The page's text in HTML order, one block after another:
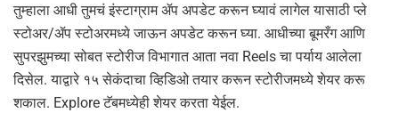
तुम्हाला आधी तुमचं इंस्टाग्राम ॲप अपडेट करून घ्यावं लागेल यासाठी प्ले
स्टोअर/ॲप स्टोअरमध्ये जाऊन अपडेट करून घ्या. आधीच्या बूमरँग आणि
सुपरझुमच्या सोबत स्टोरीज विभागात आता नवा Reels चा पर्याय आलेला
दिसेल. याद्वारे १५ सेकंदाचा व्हिडिओ तयार करून स्टोरीजमध्ये शेयर करू
शकाल. Explore टॅबमध्येही शेयर करता येईल.